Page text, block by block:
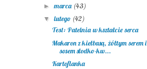
► marca (43)
▼ lutego (42)
Test: Patelnia w kształcie serca
Makaron z kiełbasą, żółtym serem i
sosem słodko-kw...
Kartoflanka